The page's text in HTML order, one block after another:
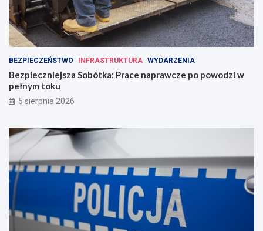
BEZPIECZEŃSTWO INFRASTRUKTURA WYDARZENIA
Bezpieczniejsza Sobótka: Prace naprawcze po powodzi w
pełnym toku
5 sierpnia 2026